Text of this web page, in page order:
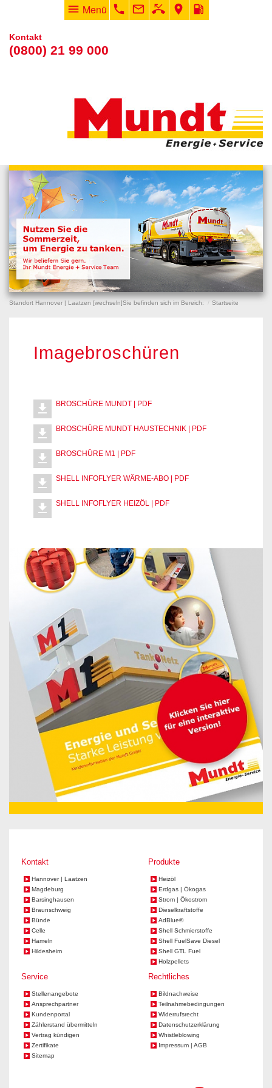
menu Menü phone mail_outline phone_missed room local_gas_station
Kontakt
(0800) 21 99 000
Standort Hannover | Laatzen [wechseln]Sie befinden sich im Bereich: Startseite
Imagebroschüren
file_download BROSCHÜRE MUNDT | PDF
file_download BROSCHÜRE MUNDT HAUSTECHNIK | PDF
file_download BROSCHÜRE M1 | PDF
file_download SHELL INFOFLYER WÄRME-ABO | PDF
file_download SHELL INFOFLYER HEIZÖL | PDF
Kontakt
Hannover | Laatzen
Magdeburg
Barsinghausen
Braunschweig
Bünde
Celle
Hameln
Hildesheim
Produkte
Heizöl
Erdgas | Ökogas
Strom | Ökostrom
Dieselkraftstoffe
AdBlue®
Shell Schmierstoffe
Shell FuelSave Diesel
Shell GTL Fuel
Holzpellets
Service
Stellenangebote
Ansprechpartner
Kundenportal
Zählerstand übermitteln
Vertrag kündigen
Zertifikate
Sitemap
Rechtliches
Bildnachweise
Teilnahmebedingungen
Widerrufsrecht
Datenschutzerklärung
Whistleblowing
Impressum | AGB